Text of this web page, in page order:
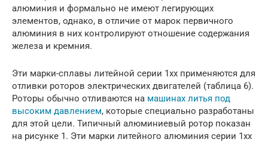
алюминия и формально не имеют легирующих
элементов, однако, в отличие от марок первичного
алюминия в них контролируют отношение содержания
железа и кремния.
Эти марки-сплавы литейной серии 1хх применяются для
отливки роторов электрических двигателей (таблица 6).
Роторы обычно отливаются на машинах литья под
высоким давлением, которые специально разработаны
для этой цели. Типичный алюминиевый ротор показан
на рисунке 1. Эти марки литейного алюминия серии 1хх